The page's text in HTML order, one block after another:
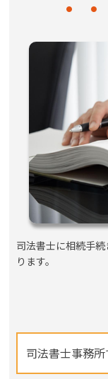
司法書士に相続手
ります。
司法書士事務